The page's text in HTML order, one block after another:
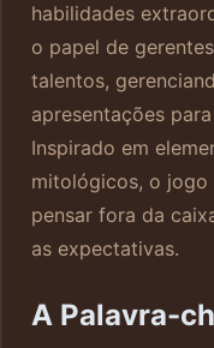
habilidades
o papel de
talentos,
apresentações
Inspirado em
mitológicos, o jogo
pensar fora da
as expectativas.
A Palavra-